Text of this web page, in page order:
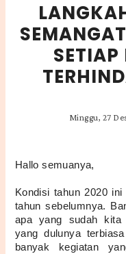
Minggu, 27
Hallo semuanya,
Kondisi tahun 2020
tahun sebelumnya.
apa yang sudah kita
yang dulunya
banyak kegiatan